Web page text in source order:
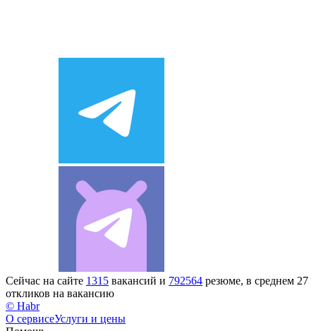
Сейчас на сайте 1315 вакансий и 792564 резюме, в среднем 27
откликов на вакансию
© Habr
О сервисеУслуги и цены